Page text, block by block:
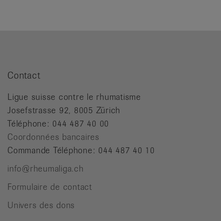
Contact
Ligue suisse contre le rhumatisme
Josefstrasse 92, 8005 Zürich
Téléphone: 044 487 40 00
Coordonnées bancaires
Commande Téléphone: 044 487 40 10
info@rheumaliga.ch
Formulaire de contact
Univers des dons